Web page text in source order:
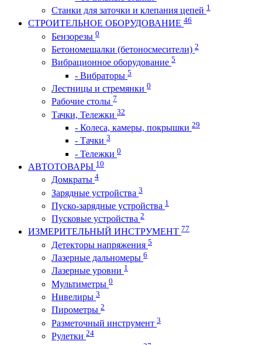
Станки для заточки и клепания цепей 1
СТРОИТЕЛЬНОЕ ОБОРУДОВАНИЕ 46
Бензорезы 0
Бетономешалки (бетоносмесители) 2
Вибрационное оборудование 5
- Вибраторы 5
Лестницы и стремянки 0
Рабочие столы 7
Тачки, Тележки 32
- Колеса, камеры, покрышки 29
- Тачки 3
- Тележки 0
АВТОТОВАРЫ 10
Домкраты 4
Зарядные устройства 3
Пуско-зарядные устройства 1
Пусковые устройства 2
ИЗМЕРИТЕЛЬНЫЙ ИНСТРУМЕНТ 77
Детекторы напряжения 5
Лазерные дальномеры 6
Лазерные уровни 1
Мультиметры 0
Нивелиры 3
Пирометры 2
Разметочный инструмент 3
Рулетки 24